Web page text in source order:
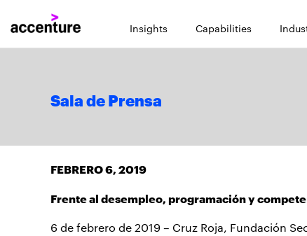
Insights Capabilities
Sala de Prensa
FEBRERO 6, 2019
Frente al desempleo, programación y
6 de febrero de 2019 – Cruz Roja, Fundación